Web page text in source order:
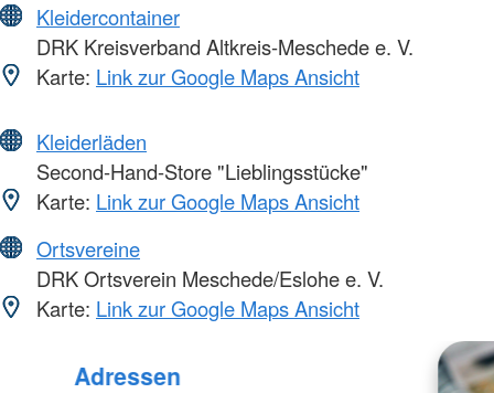
Kleidercontainer
DRK Kreisverband Altkreis-Meschede e. V.
Karte: Link zur Google Maps Ansicht
Kleiderläden
Second-Hand-Store "Lieblingsstücke"
Karte: Link zur Google Maps Ansicht
Ortsvereine
DRK Ortsverein Meschede/Eslohe e. V.
Karte: Link zur Google Maps Ansicht
Adressen